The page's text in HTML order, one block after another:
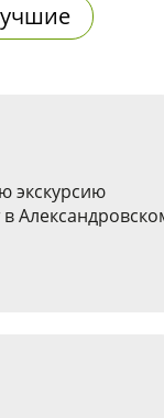
экскурсию